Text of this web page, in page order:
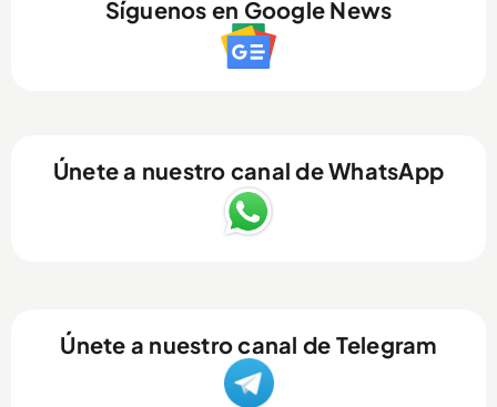
Síguenos en Google News
Únete a nuestro canal de WhatsApp
Únete a nuestro canal de Telegram